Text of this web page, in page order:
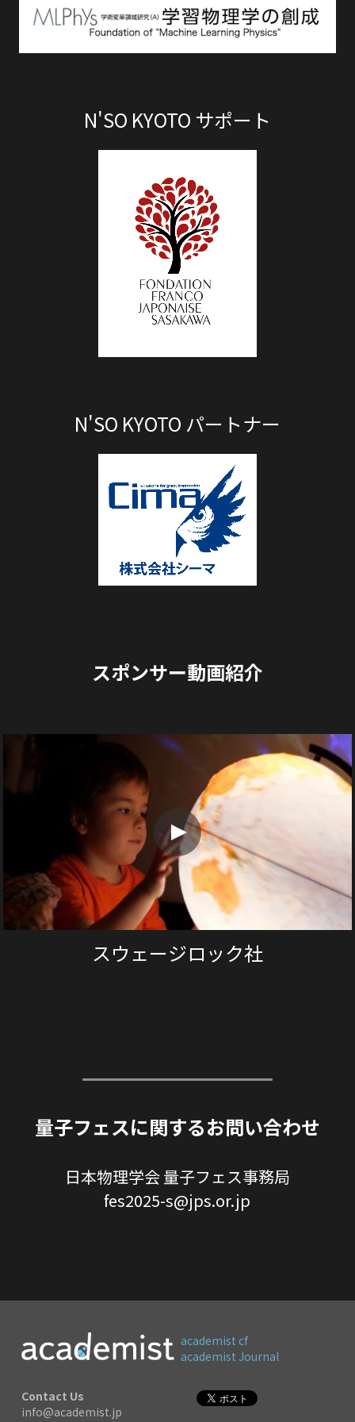
N'SO KYOTO サポート
N'SO KYOTO パートナー
スポンサー動画紹介
スウェージロック社
量子フェスに関するお問い合わせ
日本物理学会 量子フェス事務局
fes2025-s@jps.or.jp
academist cf
academist Journal
Contact Us
info@academist.jp